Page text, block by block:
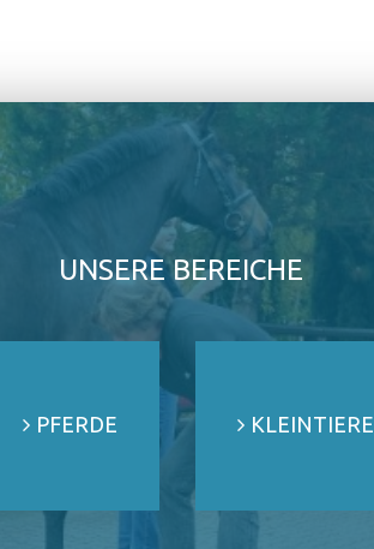
UNSERE BEREICHE
PFERDE KLEINTIERE